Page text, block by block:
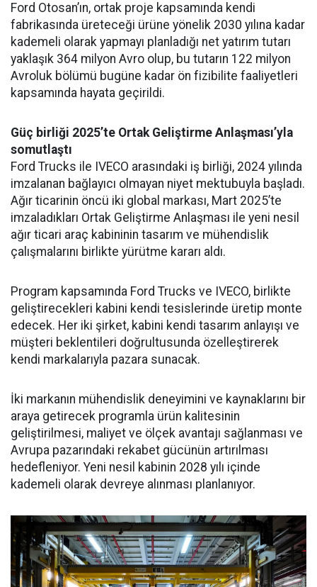
Ford Otosan’ın, ortak proje kapsamında kendi
fabrikasında üreteceği ürüne yönelik 2030 yılına kadar
kademeli olarak yapmayı planladığı net yatırım tutarı
yaklaşık 364 milyon Avro olup, bu tutarın 122 milyon
Avroluk bölümü bugüne kadar ön fizibilite faaliyetleri
kapsamında hayata geçirildi.
Güç birliği 2025’te Ortak Geliştirme Anlaşması’yla
somutlaştı
Ford Trucks ile IVECO arasındaki iş birliği, 2024 yılında
imzalanan bağlayıcı olmayan niyet mektubuyla başladı.
Ağır ticarinin öncü iki global markası, Mart 2025’te
imzaladıkları Ortak Geliştirme Anlaşması ile yeni nesil
ağır ticari araç kabininin tasarım ve mühendislik
çalışmalarını birlikte yürütme kararı aldı.
Program kapsamında Ford Trucks ve IVECO, birlikte
geliştirecekleri kabini kendi tesislerinde üretip monte
edecek. Her iki şirket, kabini kendi tasarım anlayışı ve
müşteri beklentileri doğrultusunda özelleştirerek
kendi markalarıyla pazara sunacak.
İki markanın mühendislik deneyimini ve kaynaklarını bir
araya getirecek programla ürün kalitesinin
geliştirilmesi, maliyet ve ölçek avantajı sağlanması ve
Avrupa pazarındaki rekabet gücünün artırılması
hedefleniyor. Yeni nesil kabinin 2028 yılı içinde
kademeli olarak devreye alınması planlanıyor.